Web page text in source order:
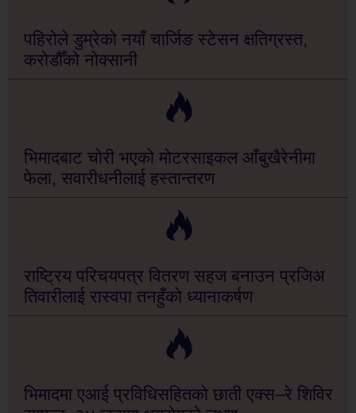
पहिरोले डुम्रेको नयाँ चार्जिङ स्टेसन क्षतिग्रस्त,
करोडौँको नोक्सानी
भिमादबाट चोरी भएको मोटरसाइकल आँबुखैरेनीमा
फेला, सवारीधनीलाई हस्तान्तरण
राष्ट्रिय परिचयपत्र वितरण सहज बनाउन प्रजिअ
तिवारीलाई रास्वपा तनहुँको ध्यानाकर्षण
भिमादमा एआई प्रविधिसहितको छाती एक्स–रे शिविर